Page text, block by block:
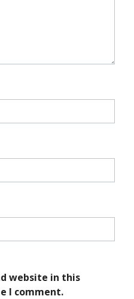
website in this
I comment.